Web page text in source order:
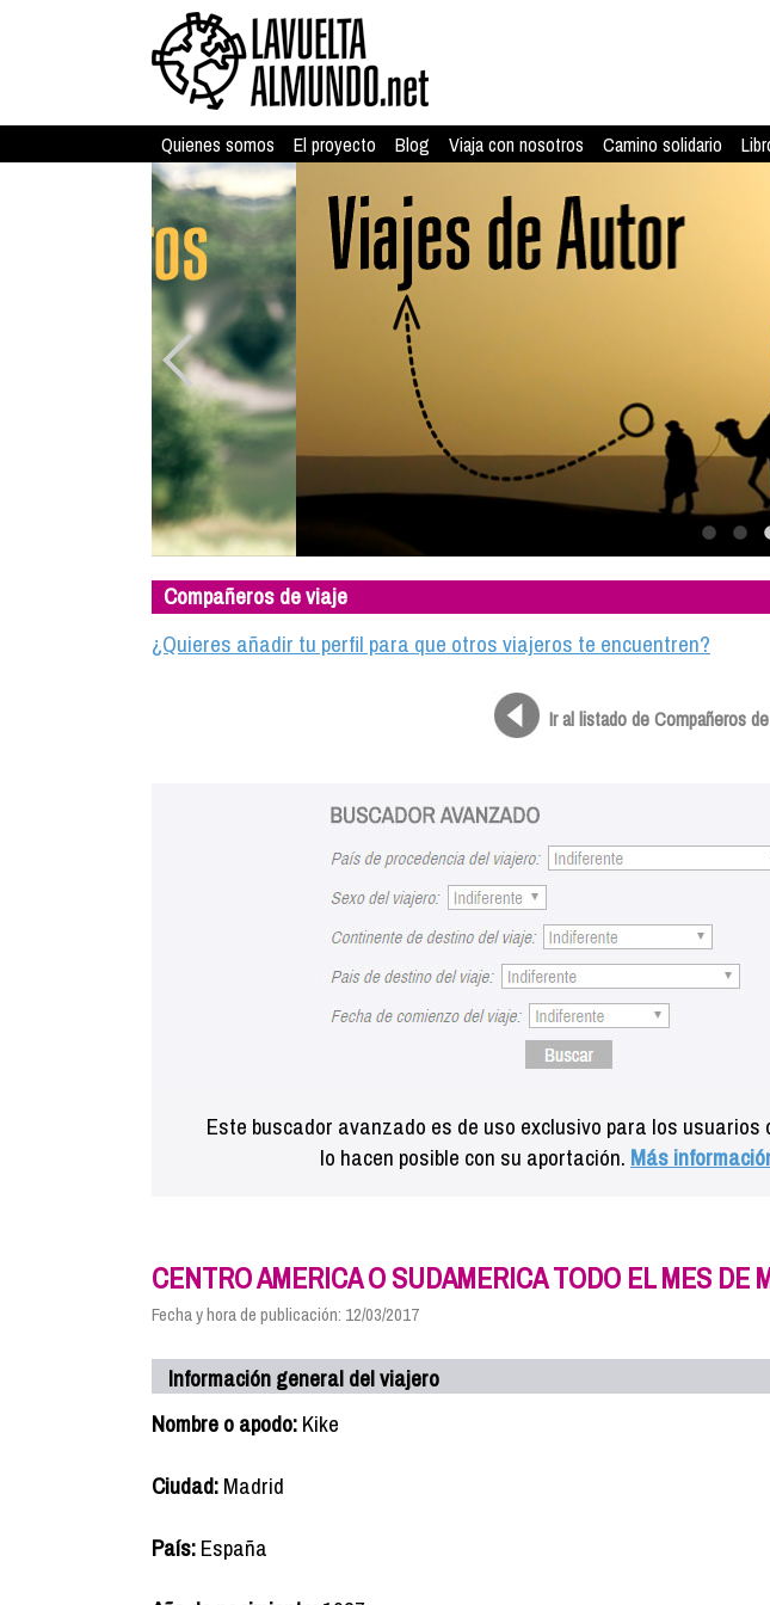
Quienes somos El proyecto Blog Viaja con nosotros Camino solidario
Compañeros de viaje
¿Quieres añadir tu perfil para que otros viajeros te encuentren?
Ir al listado de Compañeros
Este buscador avanzado es de uso exclusivo para los usuarios
lo hacen posible con su aportación. Más
CENTRO AMERICA O SUDAMERICA TODO EL MES DE
Fecha y hora de publicación: 12/03/2017
Información general del viajero
Nombre o apodo:Kike
Ciudad:Madrid
País:España